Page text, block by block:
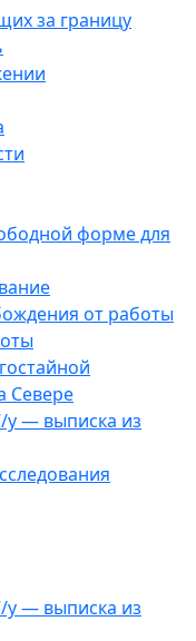
за границу
форме для
от работы
Севере
у — выписка из
у — выписка из